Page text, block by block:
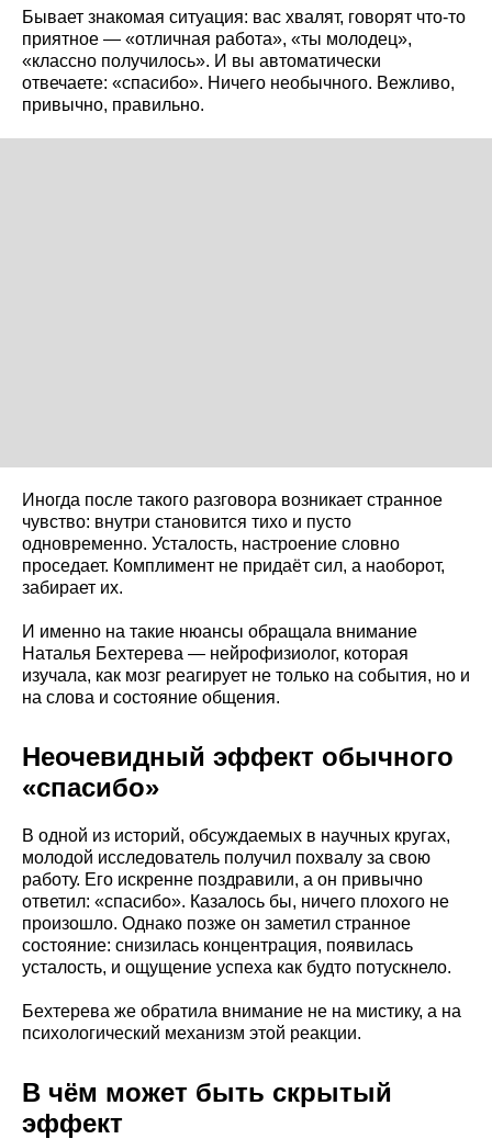
Бывает знакомая ситуация: вас хвалят, говорят что-то
приятное — «отличная работа», «ты молодец»,
«классно получилось». И вы автоматически
отвечаете: «спасибо». Ничего необычного. Вежливо,
привычно, правильно.
Иногда после такого разговора возникает странное
чувство: внутри становится тихо и пусто
одновременно. Усталость, настроение словно
проседает. Комплимент не придаёт сил, а наоборот,
забирает их.
И именно на такие нюансы обращала внимание
Наталья Бехтерева — нейрофизиолог, которая
изучала, как мозг реагирует не только на события, но и
на слова и состояние общения.
Неочевидный эффект обычного
«спасибо»
В одной из историй, обсуждаемых в научных кругах,
молодой исследователь получил похвалу за свою
работу. Его искренне поздравили, а он привычно
ответил: «спасибо». Казалось бы, ничего плохого не
произошло. Однако позже он заметил странное
состояние: снизилась концентрация, появилась
усталость, и ощущение успеха как будто потускнело.
Бехтерева же обратила внимание не на мистику, а на
психологический механизм этой реакции.
В чём может быть скрытый
эффект